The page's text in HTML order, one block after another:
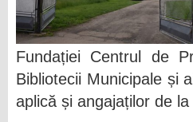
Fundației Centrul de
Bibliotecii Municipale și
aplică și angajaților de